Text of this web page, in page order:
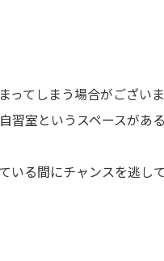
ってしまう場合がござい
自習室というスペースがあ
いる間にチャンスを逃し